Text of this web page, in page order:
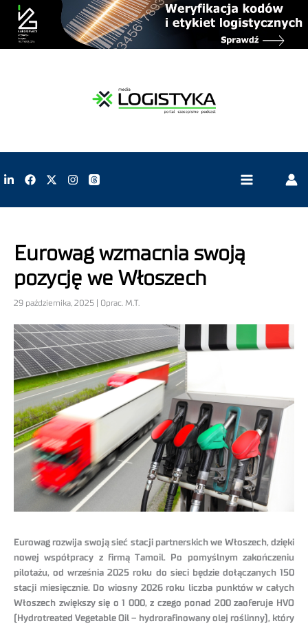
Eurowag wzmacnia swoją
pozycję we Włoszech
29 października, 2025 | Oprac. M.T.
Eurowag rozwija swoją sieć stacji partnerskich we Włoszech, dzięki
nowej współpracy z firmą Tamoil. Po pomyślnym zakończeniu
pilotażu, od września 2025 roku do sieci będzie dołączanych 150
stacji miesięcznie. Do wiosny 2026 roku liczba punktów w całych
Włoszech zwiększy się o 1 000, z czego ponad 200 zaoferuje HVO
(Hydrotreated Vegetable Oil – hydrorafinowany olej roślinny), który